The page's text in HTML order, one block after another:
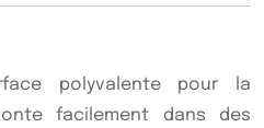
polyvalente pour la
facilement dans des